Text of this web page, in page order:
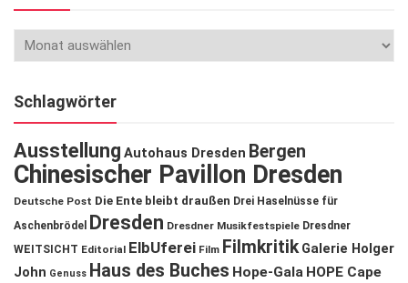
Schlagwörter
Ausstellung Autohaus Dresden Bergen
Chinesischer Pavillon Dresden
Deutsche Post Die Ente bleibt draußen Drei Haselnüsse für
Aschenbrödel
Dresden Dresdner Musikfestspiele Dresdner
WEITSICHT Editorial ElbUferei Film Filmkritik Galerie Holger
John Genuss Haus des Buches Hope-Gala HOPE Cape